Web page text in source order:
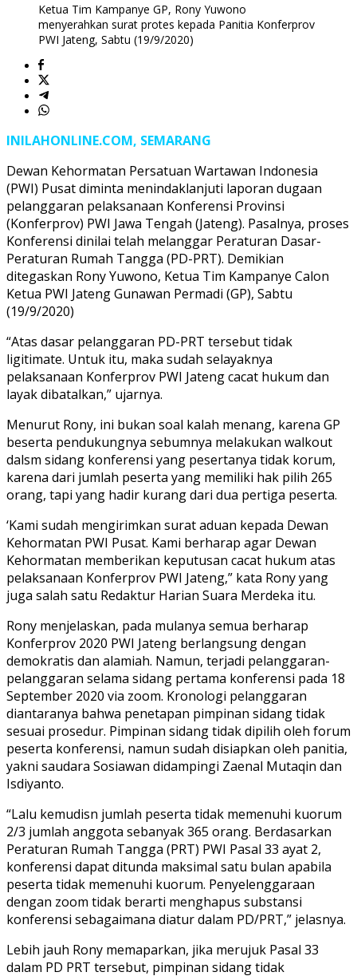
Ketua Tim Kampanye GP, Rony Yuwono
menyerahkan surat protes kepada Panitia Konferprov
PWI Jateng, Sabtu (19/9/2020)
INILAHONLINE.COM, SEMARANG
Dewan Kehormatan Persatuan Wartawan Indonesia
(PWI) Pusat diminta menindaklanjuti laporan dugaan
pelanggaran pelaksanaan Konferensi Provinsi
(Konferprov) PWI Jawa Tengah (Jateng). Pasalnya, proses
Konferensi dinilai telah melanggar Peraturan Dasar-
Peraturan Rumah Tangga (PD-PRT). Demikian
ditegaskan Rony Yuwono, Ketua Tim Kampanye Calon
Ketua PWI Jateng Gunawan Permadi (GP), Sabtu
(19/9/2020)
“Atas dasar pelanggaran PD-PRT tersebut tidak
ligitimate. Untuk itu, maka sudah selayaknya
pelaksanaan Konferprov PWI Jateng cacat hukum dan
layak dibatalkan,” ujarnya.
Menurut Rony, ini bukan soal kalah menang, karena GP
beserta pendukungnya sebumnya melakukan walkout
dalsm sidang konferensi yang pesertanya tidak korum,
karena dari jumlah peserta yang memiliki hak pilih 265
orang, tapi yang hadir kurang dari dua pertiga peserta.
‘Kami sudah mengirimkan surat aduan kepada Dewan
Kehormatan PWI Pusat. Kami berharap agar Dewan
Kehormatan memberikan keputusan cacat hukum atas
pelaksanaan Konferprov PWI Jateng,” kata Rony yang
juga salah satu Redaktur Harian Suara Merdeka itu.
Rony menjelaskan, pada mulanya semua berharap
Konferprov 2020 PWI Jateng berlangsung dengan
demokratis dan alamiah. Namun, terjadi pelanggaran-
pelanggaran selama sidang pertama konferensi pada 18
September 2020 via zoom. Kronologi pelanggaran
diantaranya bahwa penetapan pimpinan sidang tidak
sesuai prosedur. Pimpinan sidang tidak dipilih oleh forum
peserta konferensi, namun sudah disiapkan oleh panitia,
yakni saudara Sosiawan didampingi Zaenal Mutaqin dan
Isdiyanto.
“Lalu kemudisn jumlah peserta tidak memenuhi kuorum
2/3 jumlah anggota sebanyak 365 orang. Berdasarkan
Peraturan Rumah Tangga (PRT) PWI Pasal 33 ayat 2,
konferensi dapat ditunda maksimal satu bulan apabila
peserta tidak memenuhi kuorum. Penyelenggaraan
dengan zoom tidak berarti menghapus substansi
konferensi sebagaimana diatur dalam PD/PRT,” jelasnya.
Lebih jauh Rony memaparkan, jika merujuk Pasal 33
dalam PD PRT tersebut, pimpinan sidang tidak